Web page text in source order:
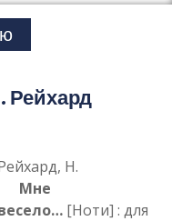
Рейхард
Н.
Мне
[Ноти] : для